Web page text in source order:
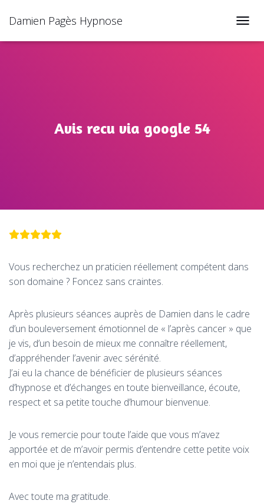
Damien Pagès Hypnose
Avis recu via google 54
Vous recherchez un praticien réellement compétent dans
son domaine ? Foncez sans craintes.
Après plusieurs séances auprès de Damien dans le cadre
d’un bouleversement émotionnel de « l’après cancer » que
je vis, d’un besoin de mieux me connaître réellement,
d’appréhender l’avenir avec sérénité.
J’ai eu la chance de bénéficier de plusieurs séances
d’hypnose et d’échanges en toute bienveillance, écoute,
respect et sa petite touche d’humour bienvenue.
Je vous remercie pour toute l’aide que vous m’avez
apportée et de m’avoir permis d’entendre cette petite voix
en moi que je n’entendais plus.
Avec toute ma gratitude.